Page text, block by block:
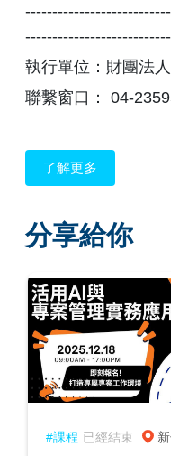
執行單位：財團法
聯繫窗口： 04-
了解更多
分享給你
#課程 已經結束